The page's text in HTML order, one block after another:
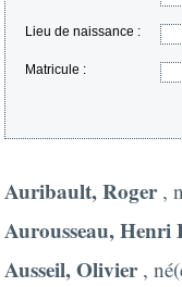
Lieu de naissance :
Matricule :
Auribault, Roger,
Aurousseau, Henri
Ausseil, Olivier,